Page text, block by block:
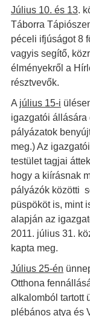
Július 10. és 13.
Táborra
péceli ifjúságot 8
vagyis segítő,
élményekről a
résztvevők.
A július 15-i
igazgatói állására
pályázatok
meg.) Az
testület tagjai
hogy a kiírásnak
pályázók közötti
püspököt is, mint
alapján az
2011. július 31.
kapta meg.
Július 25-én
Otthona
alkalomból tartott
plébános atya és